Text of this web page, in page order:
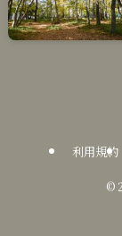
利用規約
©